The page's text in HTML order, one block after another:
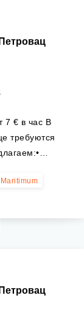
7 € в час В
требуются